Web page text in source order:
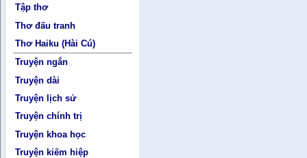
Tập thơ
Thơ đấu tranh
Thơ Haiku (Hài Cú)
Truyện ngắn
Truyện dài
Truyện lịch sử
Truyện chính trị
Truyện khoa học
Truyện kiếm hiệp